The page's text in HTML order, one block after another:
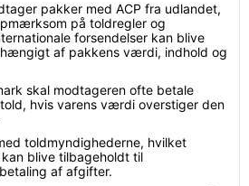
pakker med ACP fra udlandet,
på toldregler og
forsendelser kan blive
af pakkens værdi, indhold og
skal modtageren ofte betale
hvis varens værdi overstiger den
toldmyndighederne, hvilket
blive tilbageholdt til
af afgifter.